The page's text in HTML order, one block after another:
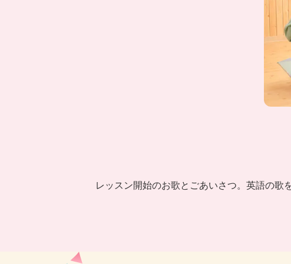
レッスン開始のお歌とごあいさつ。英語の歌